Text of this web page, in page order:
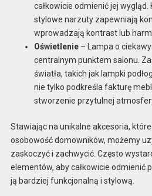
całkowicie odmienić jej
stylowe narzuty zapewniają
wprowadzają kontrast lub
Oświetlenie– Lampa o
centralnym punktem salonu.
światła, takich jak lampki
nie tylko podkreśla fakturę
stworzenie przytulnej
Stawiając na unikalne akcesoria,
osobowość domowników, możemy
zaskoczyć i zachwycić. Często
elementów, aby całkowicie odmienić
ją bardziej funkcjonalną i stylową.